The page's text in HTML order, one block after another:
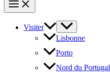
Visiter
Lisbonne
Porto
Nord du Portugal